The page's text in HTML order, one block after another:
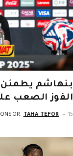
بنهاشم يطمئن
الفوز الصعب
TAHA TEFOR 15 سبتمبر، 2025